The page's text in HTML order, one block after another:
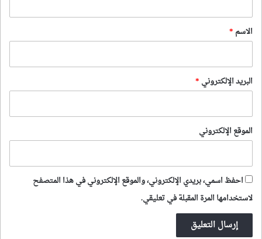
*
الاسم *
البريد الإلكتروني *
الموقع الإلكتروني
احفظ اسمي، بريدي الإلكتروني، والموقع الإلكتروني في هذا المتصفح
لاستخدامها المرة المقبلة في تعليقي.